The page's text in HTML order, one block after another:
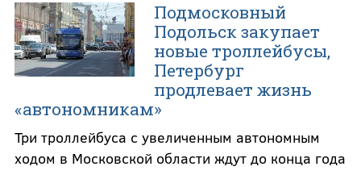
Подмосковный
Подольск закупает
новые троллейбусы,
Петербург
продлевает жизнь
«автономникам»
Три троллейбуса с увеличенным автономным
ходом в Московской области ждут до конца года